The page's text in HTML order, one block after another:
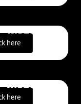
V1.2.1
here
V1.0.0
here